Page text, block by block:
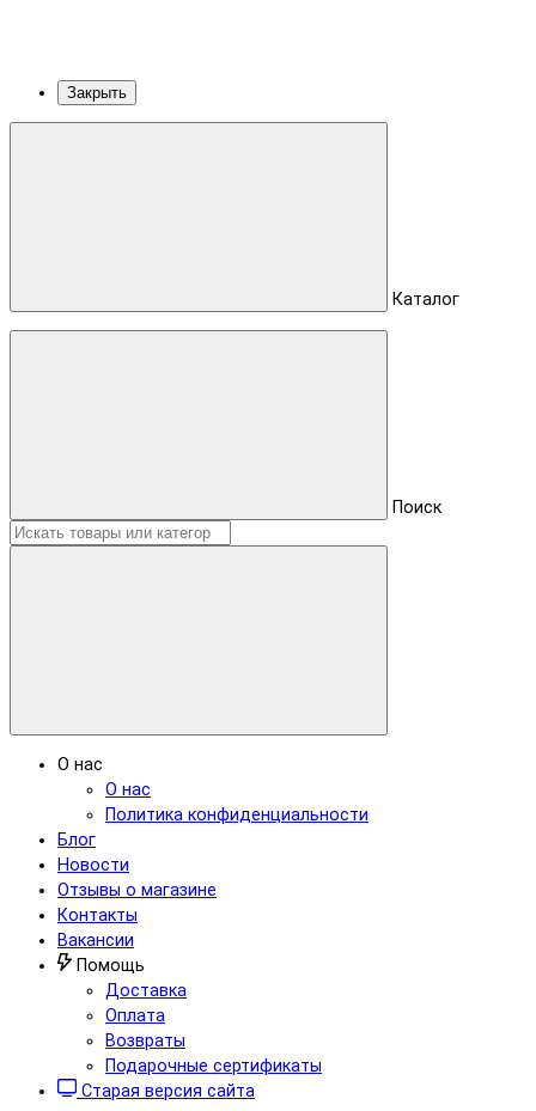
Закрыть
Каталог
Поиск
О нас
О нас
Политика конфиденциальности
Блог
Новости
Отзывы о магазине
Контакты
Вакансии
Помощь
Доставка
Оплата
Возвраты
Подарочные сертификаты
Старая версия сайта